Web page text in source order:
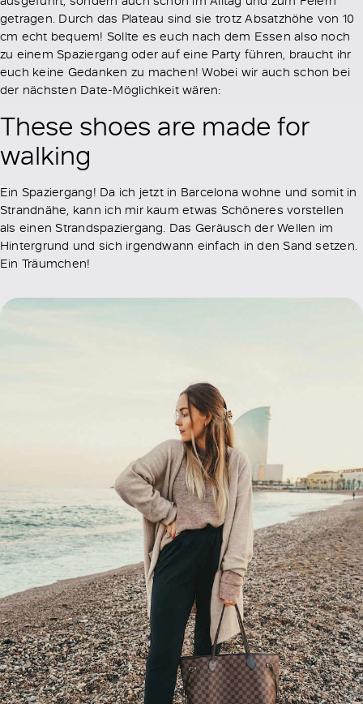
getragen. Durch das Plateau sind sie trotz Absatzhöhe von 10
cm echt bequem! Sollte es euch nach dem Essen also noch
zu einem Spaziergang oder auf eine Party führen, braucht ihr
euch keine Gedanken zu machen! Wobei wir auch schon bei
der nächsten Date-Möglichkeit wären:
These shoes are made for
walking
Ein Spaziergang! Da ich jetzt in Barcelona wohne und somit in
Strandnähe, kann ich mir kaum etwas Schöneres vorstellen
als einen Strandspaziergang. Das Geräusch der Wellen im
Hintergrund und sich irgendwann einfach in den Sand setzen.
Ein Träumchen!